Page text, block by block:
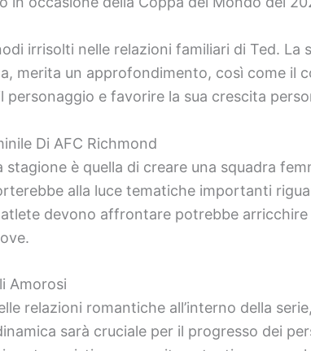
irrisolti nelle relazioni familiari di Ted. La
merita un approfondimento, così come il
e favorire la sua crescita
Di AFC Richmond
stagione è quella di creare una squadra
alla luce tematiche importanti
devono affrontare potrebbe
Amorosi
relazioni romantiche all’interno della
sarà cruciale per il progresso dei